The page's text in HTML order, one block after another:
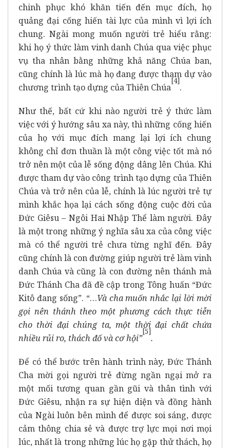
chinh phục khó khăn tiến đến mục đích, họ
quảng đại cống hiến tài lực của mình vì lợi ích
chung. Ngài mong muốn người trẻ hiểu rằng:
khi họ ý thức làm vinh danh Chúa qua việc phục
vụ tha nhân bằng những khả năng Chúa ban,
cũng chính là lúc mà họ đang được tham dự vào
chương trình tạo dựng của Thiên Chúa
[4]
.
Như thế, bất cứ khi nào người trẻ ý thức làm
việc với ý hướng sâu xa này, thì những cống hiến
của họ với mục đích mang lại lợi ích chung
không chỉ đơn thuần là một công việc tốt mà nó
trở nên một của lễ sống động dâng lên Chúa. Khi
được tham dự vào công trình tạo dựng của Thiên
Chúa và trở nên của lễ, chính là lúc người trẻ tự
mình khắc họa lại cách sống động cuộc đời của
Đức Giêsu – Ngôi Hai Nhập Thể làm người. Đây
là một trong những ý nghĩa sâu xa của công việc
mà có thể người trẻ chưa từng nghĩ đến. Đây
cũng chính là con đường giúp người trẻ làm vinh
danh Chúa và cũng là con đường nên thánh mà
Đức Thánh Cha đã đề cập trong Tông huấn “Đức
Kitô đang sống”. “…Và cha muốn nhắc lại lời mời
gọi nên thánh theo một phương cách thực tiễn
cho thời đại chúng ta, một thời đại chất chứa
nhiều rủi ro, thách đố và cơ hội”
[5]
.
Để có thể bước trên hành trình này, Đức Thánh
Cha mời gọi người trẻ đừng ngần ngại mở ra
một mối tương quan gần gũi và thân tình với
Đức Giêsu, nhận ra sự hiện diện và đồng hành
của Ngài luôn bên mình để được soi sáng, được
cảm thông chia sẻ và được trợ lực mọi nơi mọi
lúc, nhất là trong những lúc họ gặp thử thách, họ